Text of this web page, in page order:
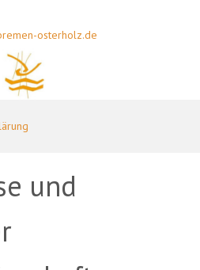
osterholz.de
und